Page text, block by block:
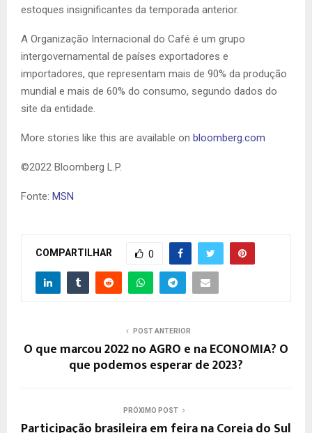
estoques insignificantes da temporada anterior.
A Organização Internacional do Café é um grupo
intergovernamental de países exportadores e
importadores, que representam mais de 90% da produção
mundial e mais de 60% do consumo, segundo dados do
site da entidade.
More stories like this are available on bloomberg.com
©2022 Bloomberg L.P.
Fonte: MSN
COMPARTILHAR 0
POST ANTERIOR
O que marcou 2022 no AGRO e na ECONOMIA? O
que podemos esperar de 2023?
PRÓXIMO POST